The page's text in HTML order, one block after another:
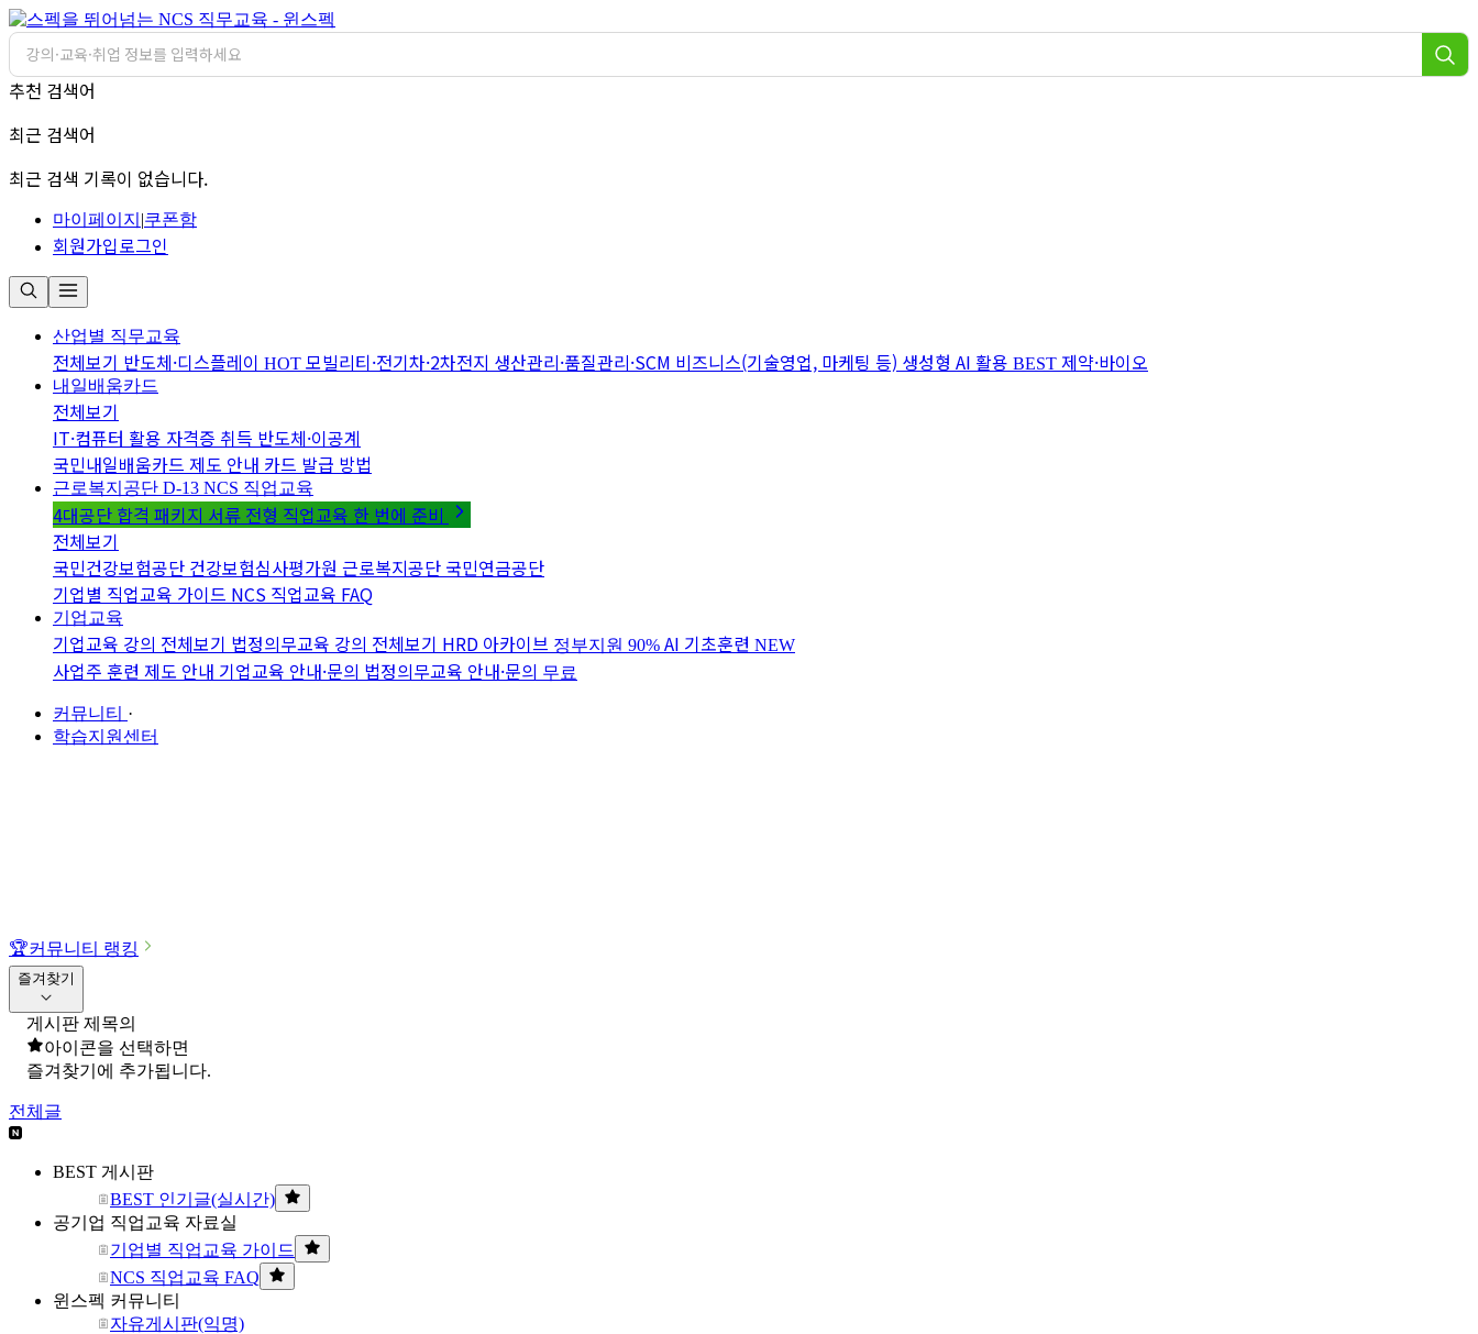
추천 검색어
최근 검색어
최근 검색 기록이 없습니다.
마이페이지 |쿠폰함
회원가입로그인
산업별 직무교육
전체보기 반도체·디스플레이 HOT 모빌리티·전기차·2차전지 생산관리·품질관리·SCM 비즈니스(기술영업, 마케팅 등) 생성형 AI 활용 BEST 제약·바이오
내일배움카드
전체보기
IT·컴퓨터 활용 자격증 취득 반도체·이공계
국민내일배움카드 제도 안내 카드 발급 방법
근로복지공단 D-13 NCS 직업교육
4대공단 합격 패키지 서류 전형 직업교육 한 번에 준비
전체보기
국민건강보험공단 건강보험심사평가원 근로복지공단 국민연금공단
기업별 직업교육 가이드 NCS 직업교육 FAQ
기업교육
기업교육 강의 전체보기 법정의무교육 강의 전체보기 HRD 아카이브 정부지원 90% AI 기초훈련 NEW
사업주 훈련 제도 안내 기업교육 안내·문의 법정의무교육 안내·문의 무료
커뮤니티 ·
학습지원센터
🏆커뮤니티 랭킹
즐겨찾기
게시판 제목의
아이콘을 선택하면
즐겨찾기에 추가됩니다.
전체글
BEST 게시판
BEST 인기글(실시간)
공기업 직업교육 자료실
기업별 직업교육 가이드
NCS 직업교육 FAQ
윈스펙 커뮤니티
자유게시판(익명)